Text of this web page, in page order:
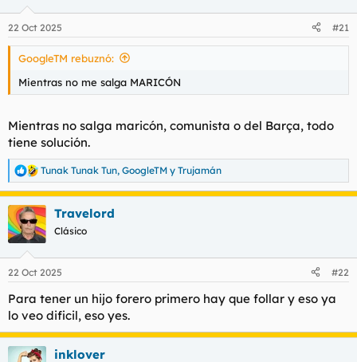
e
s
22 Oct 2025 #21
GoogleTM rebuznó:
Mientras no me salga MARICÓN
Mientras no salga maricón, comunista o del Barça, todo
tiene solución.
R
e
c
c
i
e
:
Tunak Tunak Tun, GoogleTM y Trujamán
Travelord
Clásico
22 Oct 2025 #22
Para tener un hijo forero primero hay que follar y eso ya
lo veo dificil, eso yes.
inklover